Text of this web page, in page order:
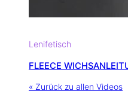
Lenifetisch
FLEECE
« Zurück zu allen Videos